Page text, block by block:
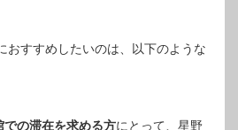
おすすめしたいのは、以下のような
での滞在を求める方にとって、星野